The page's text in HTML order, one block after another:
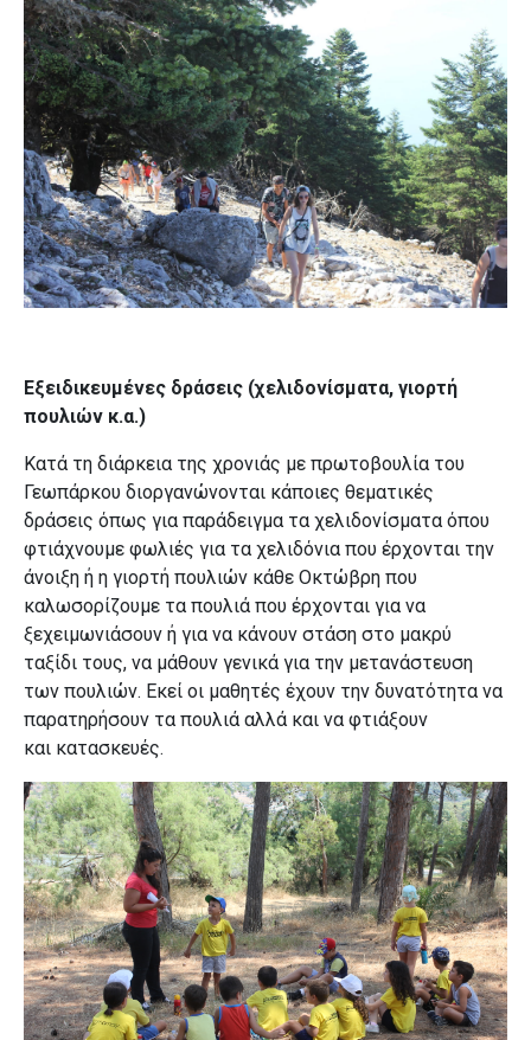
Εξειδικευμένες δράσεις (χελιδονίσματα, γιορτή
πουλιών κ.α.)
Κατά τη διάρκεια της χρονιάς με πρωτοβουλία του
Γεωπάρκου διοργανώνονται κάποιες θεματικές
δράσεις όπως για παράδειγμα τα χελιδονίσματα όπου
φτιάχνουμε φωλιές για τα χελιδόνια που έρχονται την
άνοιξη ή η γιορτή πουλιών κάθε Οκτώβρη που
καλωσορίζουμε τα πουλιά που έρχονται για να
ξεχειμωνιάσουν ή για να κάνουν στάση στο μακρύ
ταξίδι τους, να μάθουν γενικά για την μετανάστευση
των πουλιών. Εκεί οι μαθητές έχουν την δυνατότητα να
παρατηρήσουν τα πουλιά αλλά και να φτιάξουν
και κατασκευές.